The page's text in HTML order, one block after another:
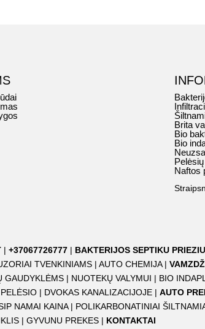
Brita
Bio
Bio
Naftos
|+37067726777 | BAKTERIJOS SEPTIKU
TVENKINIAMS |AUTO CHEMIJA |
GAUDYKLĖMS | NUOTEKŲ VALYMUI | BIO
| DVOKAS KANALIZACIJOJE |AUTO
NAMAI KAINA | POLIKARBONATINIAI
|GYVUNU PREKES | KONTAKTAI